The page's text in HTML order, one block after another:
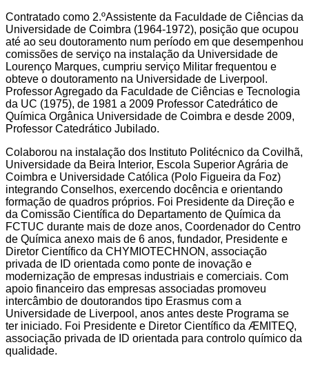
Contratado como 2.ºAssistente da Faculdade de Ciências da
Universidade de Coimbra (1964-1972), posição que ocupou
até ao seu doutoramento num período em que desempenhou
comissões de serviço na instalação da Universidade de
Lourenço Marques, cumpriu serviço Militar frequentou e
obteve o doutoramento na Universidade de Liverpool.
Professor Agregado da Faculdade de Ciências e Tecnologia
da UC (1975), de 1981 a 2009 Professor Catedrático de
Química Orgânica Universidade de Coimbra e desde 2009,
Professor Catedrático Jubilado.
Colaborou na instalação dos Instituto Politécnico da Covilhã,
Universidade da Beira Interior, Escola Superior Agrária de
Coimbra e Universidade Católica (Polo Figueira da Foz)
integrando Conselhos, exercendo docência e orientando
formação de quadros próprios. Foi Presidente da Direção e
da Comissão Científica do Departamento de Química da
FCTUC durante mais de doze anos, Coordenador do Centro
de Química anexo mais de 6 anos, fundador, Presidente e
Diretor Científico da CHYMIOTECHNON, associação
privada de ID orientada como ponte de inovação e
modernização de empresas industriais e comerciais. Com
apoio financeiro das empresas associadas promoveu
intercâmbio de doutorandos tipo Erasmus com a
Universidade de Liverpool, anos antes deste Programa se
ter iniciado. Foi Presidente e Diretor Científico da ÆMITEQ,
associação privada de ID orientada para controlo químico da
qualidade.